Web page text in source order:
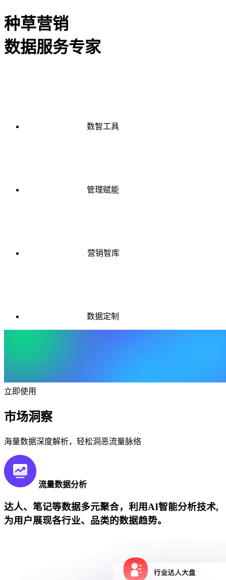
种草营销
数据服务专家
数智工具
管理赋能
营销智库
数据定制
立即使用
市场洞察
海量数据深度解析，轻松洞恶流量脉络
流量数据分析
达人、笔记等数据多元聚合，利用AI智能分析技术,
为用户展现各行业、品类的数据趋势。